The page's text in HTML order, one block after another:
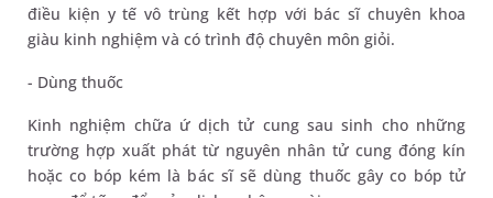
điều kiện y tế vô trùng kết hợp với bác sĩ chuyên khoa
giàu kinh nghiệm và có trình độ chuyên môn giỏi.
- Dùng thuốc
Kinh nghiệm chữa ứ dịch tử cung sau sinh cho những
trường hợp xuất phát từ nguyên nhân tử cung đóng kín
hoặc co bóp kém là bác sĩ sẽ dùng thuốc gây co bóp tử